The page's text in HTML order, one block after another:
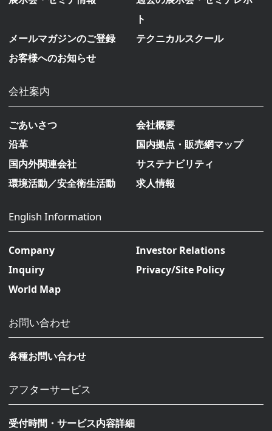
ト
メールマガジンのご登録
テクニカルスクール
お客様へのお知らせ
会社案内
ごあいさつ
会社概要
沿革
国内拠点・販売網マップ
国内外関連会社
サステナビリティ
環境活動／安全衛生活動
求人情報
English Information
Company
Investor Relations
Inquiry
Privacy/Site Policy
World Map
お問い合わせ
各種お問い合わせ
アフターサービス
受付時間・サービス内容詳細